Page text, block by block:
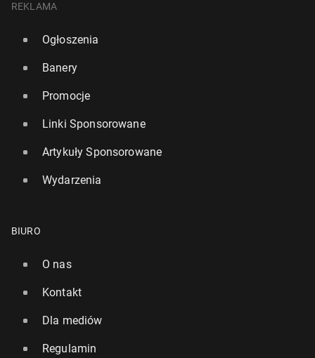
REKLAMA
Ogłoszenia
Banery
Promocje
Linki Sponsorowane
Artykuły Sponsorowane
Wydarzenia
BIURO
O nas
Kontakt
Dla mediów
Regulamin